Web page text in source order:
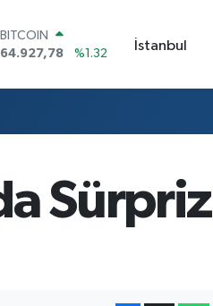
BITCOIN
64.927,78
%1.32
STERLİN
6508.83
%4.44
BİST100
İstanbul
Sürpriz